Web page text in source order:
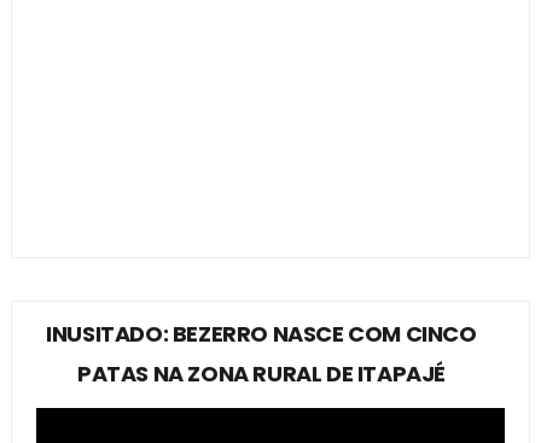
INUSITADO: BEZERRO NASCE COM CINCO
PATAS NA ZONA RURAL DE ITAPAJÉ